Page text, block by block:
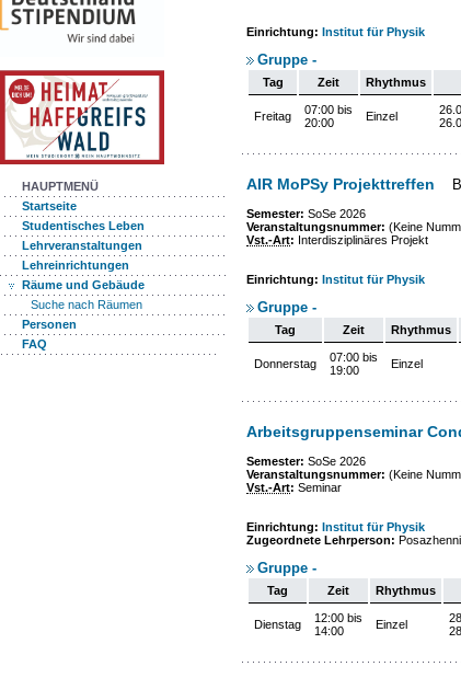
HAUPTMENÜ
Startseite
Studentisches Leben
Lehrveranstaltungen
Lehreinrichtungen
Räume und Gebäude
Suche nach Räumen
Personen
FAQ
Einrichtung: Institut für Physik
Gruppe -
Tag Zeit Rhythmus
Freitag
07:00 bis
20:00
Einzel
AIR MoPSy Projekttreffen
Semester: SoSe 2026
Veranstaltungsnummer: (Keine
Vst.-Art: Interdisziplinäres Projekt
Einrichtung: Institut für Physik
Gruppe -
Tag Zeit Rhythmus
Donnerstag
07:00 bis
19:00
Einzel
Arbeitsgruppenseminar
Semester: SoSe 2026
Veranstaltungsnummer: (Keine
Vst.-Art: Seminar
Einrichtung: Institut für Physik
Zugeordnete Lehrperson:
Gruppe -
Tag Zeit Rhythmus
Dienstag
12:00 bis
14:00
Einzel